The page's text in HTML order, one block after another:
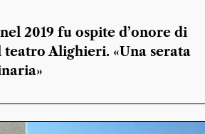
2019 fu ospite d’onore di
Alighieri. «Una serata